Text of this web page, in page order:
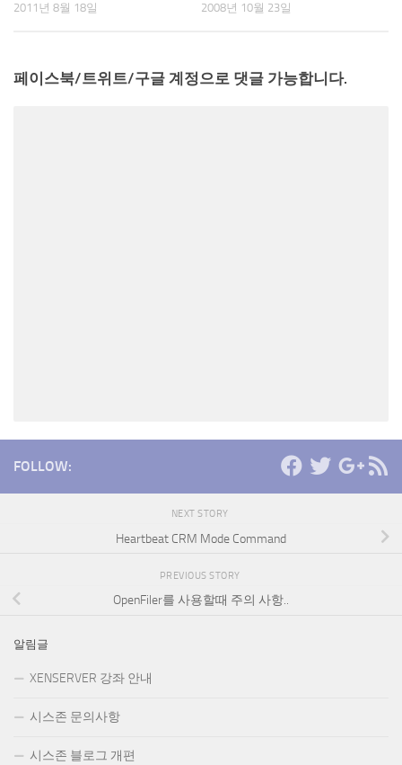
2011년 8월 18일 2008년 10월 23일
페이스북/트위트/구글 계정으로 댓글 가능합니다.
FOLLOW:
NEXT STORY
Heartbeat CRM Mode Command
PREVIOUS STORY
OpenFiler를 사용할때 주의 사항..
알림글
XENSERVER 강좌 안내
시스존 문의사항
시스존 블로그 개편